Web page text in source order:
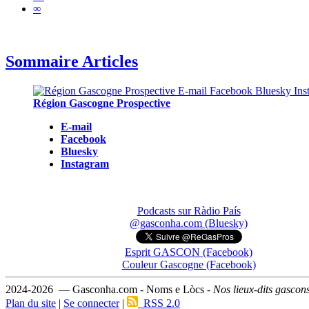
∞
Sommaire Articles
Région Gascogne Prospective
E-mail
Facebook
Bluesky
Instagram
Podcasts sur Ràdio País
@gasconha.com (Bluesky)
Esprit GASCON (Facebook)
Couleur Gascogne (Facebook)
2024-2026 — Gasconha.com - Noms e Lòcs - Nos lieux-dits
Plan du site | Se connecter| RSS 2.0